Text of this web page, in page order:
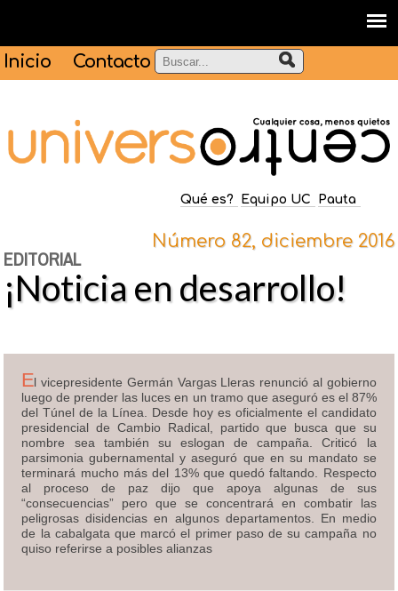
Inicio Contacto
Qué es? Equipo UC Pauta
Número 82, diciembre 2016
EDITORIAL
¡Noticia en desarrollo!
El vicepresidente Germán Vargas Lleras renunció al gobierno
luego de prender las luces en un tramo que aseguró es el 87%
del Túnel de la Línea. Desde hoy es oficialmente el candidato
presidencial de Cambio Radical, partido que busca que su
nombre sea también su eslogan de campaña. Criticó la
parsimonia gubernamental y aseguró que en su mandato se
terminará mucho más del 13% que quedó faltando. Respecto
al proceso de paz dijo que apoya algunas de sus
“consecuencias” pero que se concentrará en combatir las
peligrosas disidencias en algunos departamentos. En medio
de la cabalgata que marcó el primer paso de su campaña no
quiso referirse a posibles alianzas